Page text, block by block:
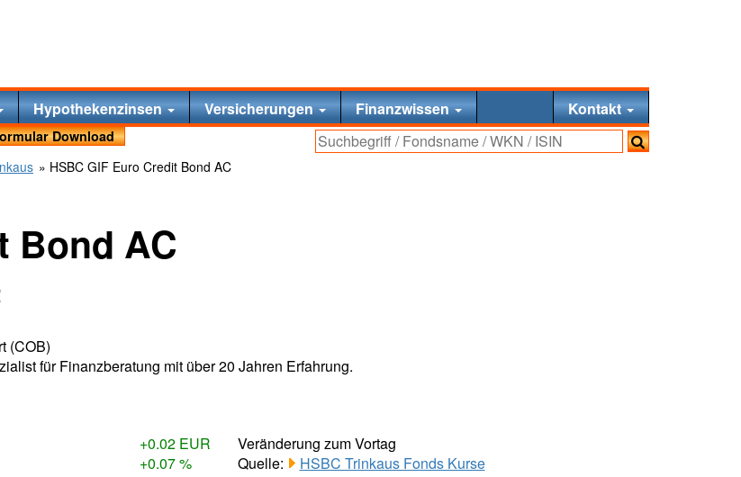
Hypothekenzinsen Versicherungen Finanzwissen Kontakt
Download
» HSBC GIF Euro Credit Bond AC
Bond AC
(COB)
für Finanzberatung mit über 20 Jahren Erfahrung.
+0.02 EUR
+0.07 %
Veränderung zum Vortag
Quelle:
HSBC Trinkaus Fonds Kurse